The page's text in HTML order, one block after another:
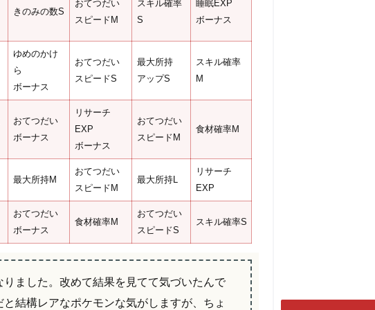
きのみの数S
おてつだい
スピードM
スキル確率
S
睡眠EXP
ボーナス
ゆめのかけ
ら
ボーナス
おてつだい
スピードS
最大所持
アップS
スキル確率
M
おてつだい
ボーナス
リサーチ
EXP
ボーナス
おてつだい
スピードM
食材確率M
最大所持M
おてつだい
スピードM
最大所持L
リサーチ
EXP
おてつだい
ボーナス
食材確率M
おてつだい
スピードS
スキル確率S
ました。改めて結果を見てて気づいたんで
結構レアなポケモンな気がしますが、ちょ